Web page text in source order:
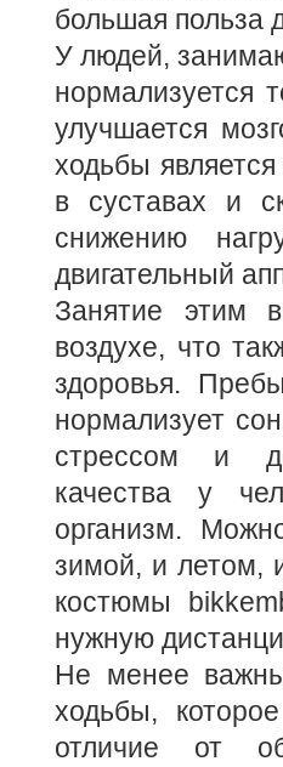
большая польза
У людей,
нормализуется
улучшается
ходьбы
в суставах и
снижению
двигательный
Занятие этим
воздухе, что
здоровья.
нормализует
стрессом и
качества у
организм.
зимой, и летом,
костюмы
нужную
Не менее
ходьбы,
отличие от